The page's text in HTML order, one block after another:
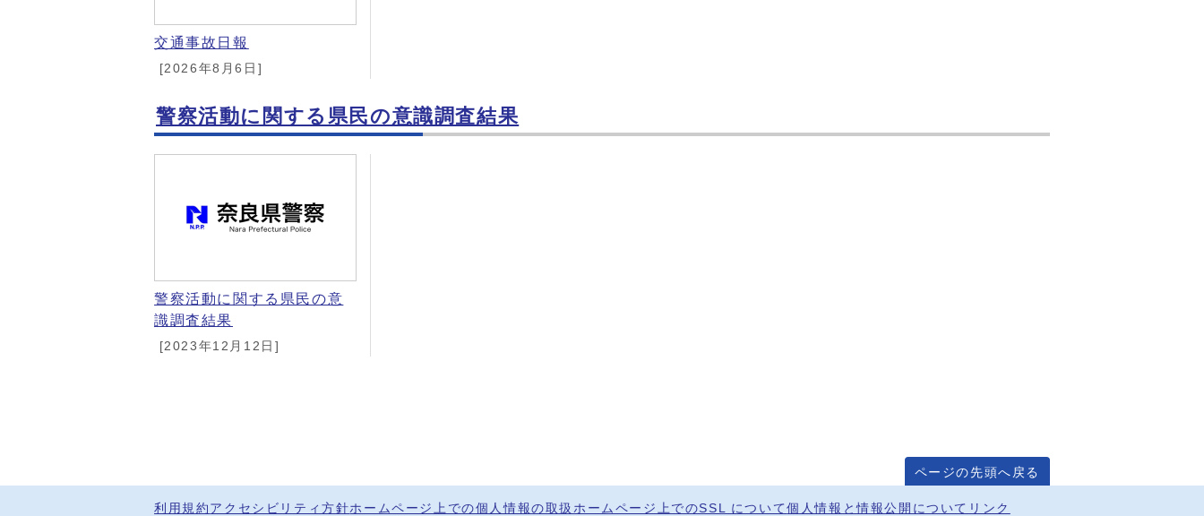
交通事故日報
[2026年8月6日]
警察活動に関する県民の意識調査結果
警察活動に関する県民の意
識調査結果
[2023年12月12日]
ページの先頭へ戻る
利用規約 アクセシビリティ方針ホームページ上での個人情報の取扱ホームページ上でのSSL について個人情報と情報公開について リンク